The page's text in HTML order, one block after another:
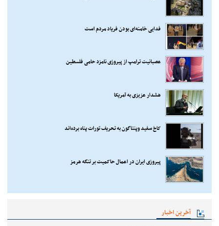
فدایی خامنه‌ای بودن فریاد مردم است
عصبانیت ترامپ از پیروزی نامزد حامی فلسطین
هشدار عزیزی به آمریکا
کاخ سفید وپنتاگون به تحریف تورات پناه برده‌اند
پیروزی ایران در اعمال حاکمیت بر تنگه هرمز
آخرین اخبار